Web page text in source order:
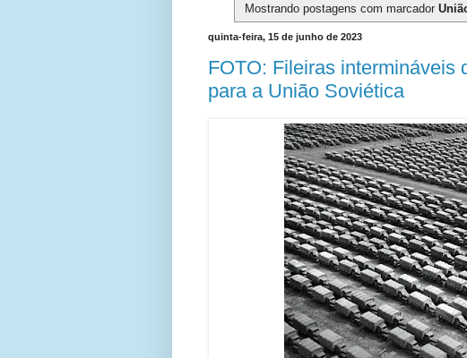
Mostrando postagens com marcador
quinta-feira, 15 de junho de 2023
FOTO: Fileiras intermináveis
para a União Soviética